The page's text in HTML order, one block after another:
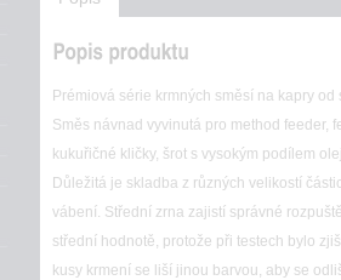
Prémiová série krmných směsí na kapry od
Směs návnad vyvinutá pro method feeder,
kukuřičné kličky, šrot s vysokým podílem
Důležitá je skladba z různých velikostí
vábení. Střední zrna zajistí správné
střední hodnotě, protože při testech bylo
kusy krmení se liší jinou barvou, aby se